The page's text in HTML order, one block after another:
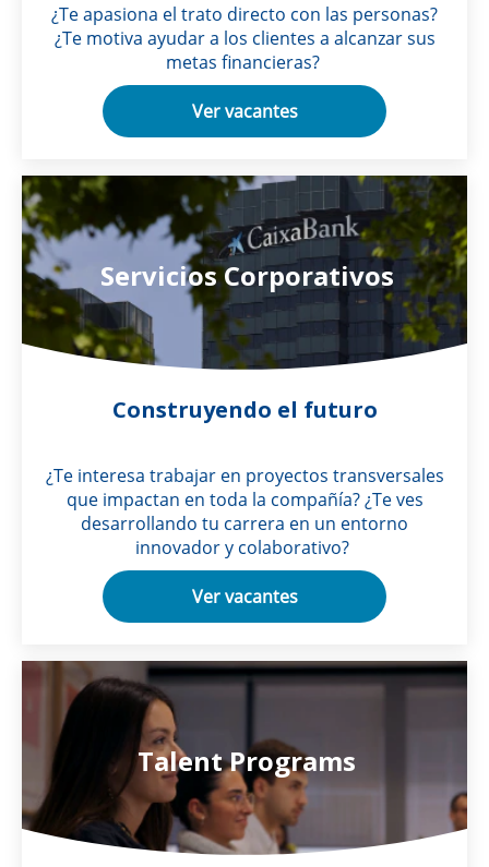
¿Te apasiona el trato directo con las personas?
¿Te motiva ayudar a los clientes a alcanzar sus
metas financieras?
Ver vacantes
Servicios Corporativos
Construyendo el futuro
¿Te interesa trabajar en proyectos transversales
que impactan en toda la compañía? ¿Te ves
desarrollando tu carrera en un entorno
innovador y colaborativo?
Ver vacantes
Talent Programs